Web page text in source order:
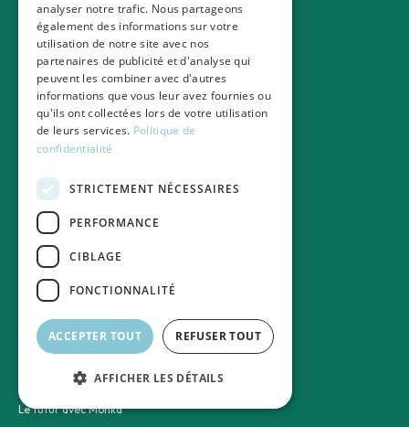
Démarche administrative
Maintien à domicile
Salariés aidants en entreprise
Guides Monka
Informations partenaires
Contact entreprise
Nos experimentations
Les entreprises
Les assureurs et mutuelles
À propos de Monka
Notre équipe
Notre modèle économique
La raison d'être
Notre méthodologie scientifique
Le futur avec Monka
analyser notre trafic. Nous partageons
également des informations sur votre
utilisation de notre site avec nos
partenaires de publicité et d'analyse qui
peuvent les combiner avec d'autres
informations que vous leur avez fournies ou
qu'ils ont collectées lors de votre utilisation
de leurs services. Politique de
confidentialité
STRICTEMENT NÉCESSAIRES
PERFORMANCE
CIBLAGE
FONCTIONNALITÉ
ACCEPTER TOUT REFUSER TOUT
AFFICHER LES DÉTAILS